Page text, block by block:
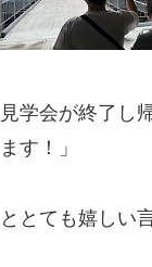
見学会が終了し
ます！」
ととても嬉しい